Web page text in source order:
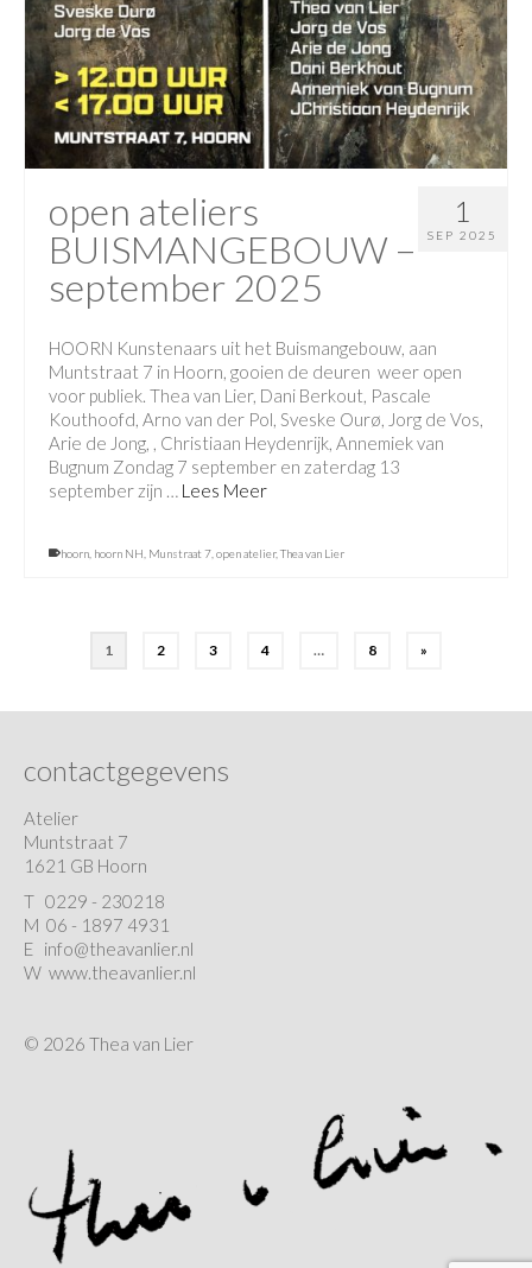
1
SEP 2025
open ateliers
BUISMANGEBOUW –
september 2025
HOORN Kunstenaars uit het Buismangebouw, aan
Muntstraat 7 in Hoorn, gooien de deuren weer open
voor publiek. Thea van Lier, Dani Berkout, Pascale
Kouthoofd, Arno van der Pol, Sveske Ourø, Jorg de Vos,
Arie de Jong, , Christiaan Heydenrijk, Annemiek van
Bugnum Zondag 7 september en zaterdag 13
september zijn … Lees Meer
hoorn hoorn NH Munstraat 7 open atelier, Thea van Lier
1 2 3 4 … 8 »
contactgegevens
Atelier
Muntstraat 7
1621 GB Hoorn
T 0229 - 230218
M 06 - 1897 4931
E info@theavanlier.nl
W www.theavanlier.nl
© 2026 Thea van Lier